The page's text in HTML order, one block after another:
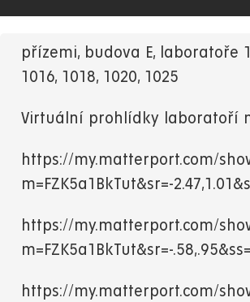
přízemi, budova E, laboratoře
1016, 1018, 1020, 1025
Virtuální prohlídky laboratoří
https://my.matterport.com/
m=FZK5a1BkTut&sr=-
https://my.matterport.com/
m=FZK5a1BkTut&sr=-
https://my.matterport.com/